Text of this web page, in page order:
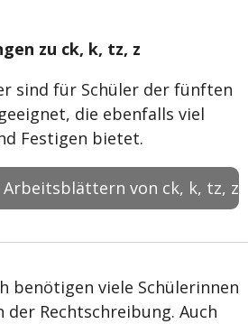
zu ck, k, tz, z
sind für Schüler der fünften
die ebenfalls viel
Festigen bietet.
von ck, k, tz, z
benötigen viele Schülerinnen
der Rechtschreibung. Auch